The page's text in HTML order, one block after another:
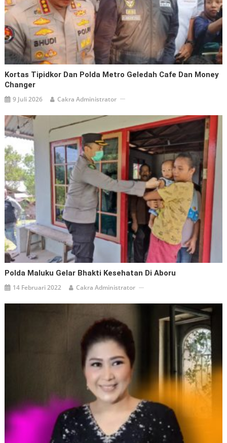
Kortas Tipidkor Dan Polda Metro Geledah Cafe Dan Money
Changer
9 Juli 2026 Cakra Administrator
Polda Maluku Gelar Bhakti Kesehatan Di Aboru
14 Februari 2022 Cakra Administrator